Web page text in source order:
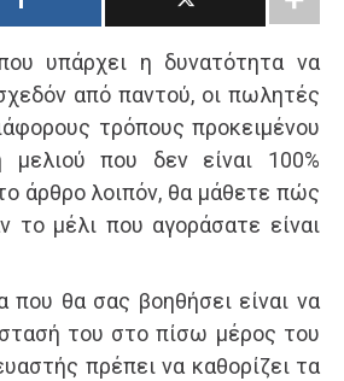
υπάρχει η δυνατότητα να
από παντού, οι πωλητές
τρόπους προκειμένου
που δεν είναι 100%
άρθρο λοιπόν, θα μάθετε πώς
το μέλι που αγοράσατε είναι
θα σας βοηθήσει είναι να
του στο πίσω μέρος του
πρέπει να καθορίζει τα